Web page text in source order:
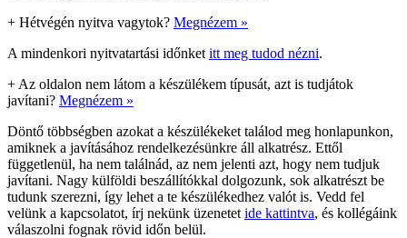
+ Hétvégén nyitva vagytok? Megnézem »
A mindenkori nyitvatartási időnket itt meg tudod nézni.
+ Az oldalon nem látom a készülékem típusát, azt is tudjátok
javítani? Megnézem »
Döntő többségben azokat a készülékeket találod meg honlapunkon,
amiknek a javításához rendelkezésünkre áll alkatrész. Ettől
függetlenül, ha nem találnád, az nem jelenti azt, hogy nem tudjuk
javítani. Nagy külföldi beszállítókkal dolgozunk, sok alkatrészt be
tudunk szerezni, így lehet a te készülékedhez valót is. Vedd fel
velünk a kapcsolatot, írj nekünk üzenetet ide kattintva, és kollégáink
válaszolni fognak rövid időn belül.